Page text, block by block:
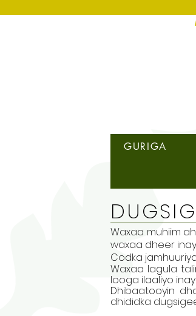
GURIGA
Waxaa muhiim
waxaa dheer
Codka
Waxaa lagula
looga ilaaliyo
Dhibaatooyin
dhididka